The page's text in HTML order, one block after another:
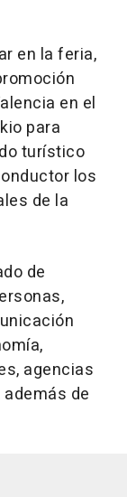
en la feria,
en el
para
turístico
los
de la
de
agencias
de